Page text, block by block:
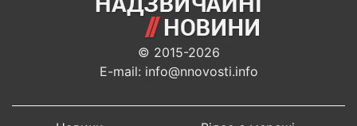
© 2015-2026
E-mail: info@nnovosti.info